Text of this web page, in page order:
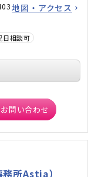
地図・アクセス
日相談可
問い合わせ
所Astia）